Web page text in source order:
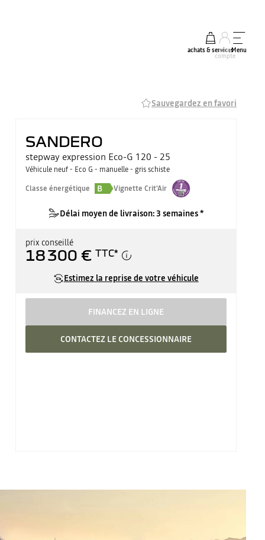
achats & services
mon
compte
Menu
Sauvegardez en favori
SANDERO
stepway expression Eco-G 120 - 25
Véhicule neuf - Eco G - manuelle - gris schiste
Classe énergétique
B Vignette Crit'Air
Délai moyen de livraison: 3 semaines *
prix conseillé
18 300 € TTC*
Estimez la reprise de votre véhicule
FINANCEZ EN LIGNE
CONTACTEZ LE CONCESSIONNAIRE